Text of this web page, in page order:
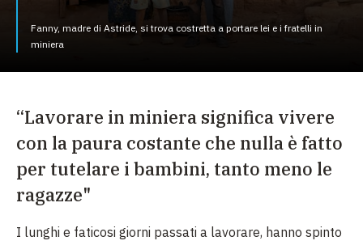
Fanny, madre di Astride, si trova costretta a portare lei e i fratelli in
miniera
“Lavorare in miniera significa vivere
con la paura costante che nulla è fatto
per tutelare i bambini, tanto meno le
ragazze"
I lunghi e faticosi giorni passati a lavorare, hanno spinto